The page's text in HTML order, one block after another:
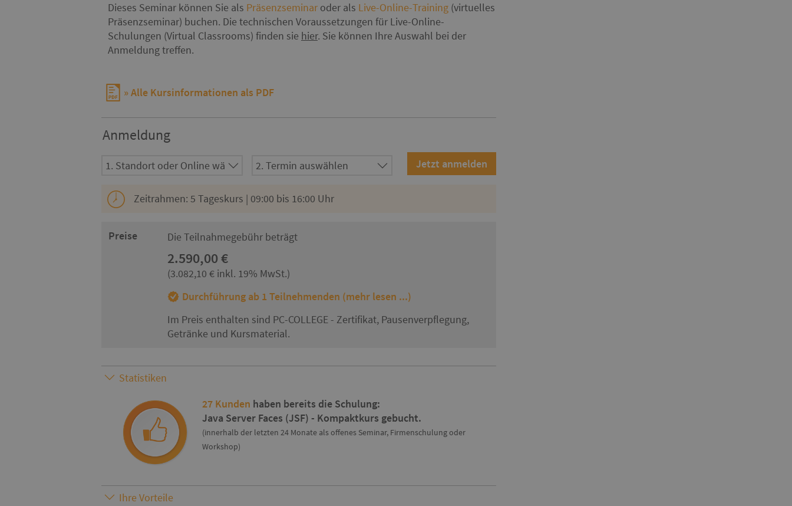
Dieses Seminar können Sie als Präsenzseminar oder als Live-Online-Training (virtuelles
Präsenzseminar) buchen. Die technischen Voraussetzungen für Live-Online-
Schulungen (Virtual Classrooms) finden sie hier. Sie können Ihre Auswahl bei der
Anmeldung treffen.
Alle Kursinformationen als PDF
Anmeldung
Zeitrahmen: 5 Tageskurs | 09:00 bis 16:00 Uhr
Preise Die Teilnahmegebühr beträgt
2.590,00 €
(3.082,10 € inkl. 19% MwSt.)
Durchführung ab 1 Teilnehmenden (mehr lesen ...)
Im Preis enthalten sind PC-COLLEGE - Zertifikat, Pausenverpflegung,
Getränke und Kursmaterial.
Statistiken
27 Kunden haben bereits die Schulung:
Java Server Faces (JSF) - Kompaktkurs gebucht.
(innerhalb der letzten 24 Monate als offenes Seminar, Firmenschulung oder
Workshop)
Ihre Vorteile